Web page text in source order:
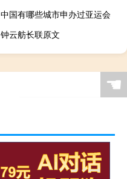
中国有哪些城市申办过亚运会
钟云舫长联原文
☚